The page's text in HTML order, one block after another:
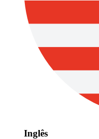
Inglês